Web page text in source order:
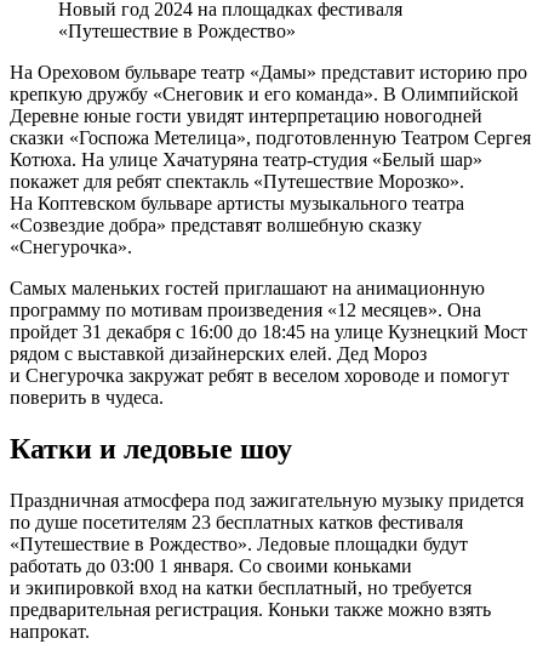
Новый год 2024 на площадках фестиваля
«Путешествие в Рождество»
На Ореховом бульваре театр «Дамы» представит историю про
крепкую дружбу «Снеговик и его команда». В Олимпийской
Деревне юные гости увидят интерпретацию новогодней
сказки «Госпожа Метелица», подготовленную Театром Сергея
Котюха. На улице Хачатуряна театр-студия «Белый шар»
покажет для ребят спектакль «Путешествие Морозко».
На Коптевском бульваре артисты музыкального театра
«Созвездие добра» представят волшебную сказку
«Снегурочка».
Самых маленьких гостей приглашают на анимационную
программу по мотивам произведения «12 месяцев». Она
пройдет 31 декабря с 16:00 до 18:45 на улице Кузнецкий Мост
рядом с выставкой дизайнерских елей. Дед Мороз
и Снегурочка закружат ребят в веселом хороводе и помогут
поверить в чудеса.
Катки и ледовые шоу
Праздничная атмосфера под зажигательную музыку придется
по душе посетителям 23 бесплатных катков фестиваля
«Путешествие в Рождество». Ледовые площадки будут
работать до 03:00 1 января. Со своими коньками
и экипировкой вход на катки бесплатный, но требуется
предварительная регистрация. Коньки также можно взять
напрокат.